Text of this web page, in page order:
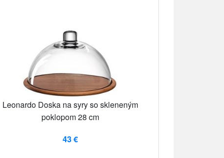
Leonardo Doska na syry so skleneným
poklopom 28 cm
43 €